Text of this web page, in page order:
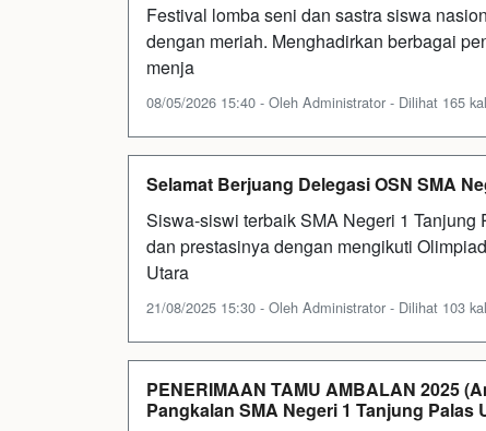
Festival lomba seni dan sastra siswa
dengan meriah. Menghadirkan berbagai
menja
08/05/2026 15:40 - Oleh Administrator - Dilihat 165
Selamat Berjuang Delegasi OSN SMA
Siswa-siswi terbaik SMA Negeri 1
dan prestasinya dengan mengikuti
Utara
21/08/2025 15:30 - Oleh Administrator - Dilihat 103
PENERIMAAN TAMU AMBALAN 2025
Pangkalan SMA Negeri 1 Tanjung Palas